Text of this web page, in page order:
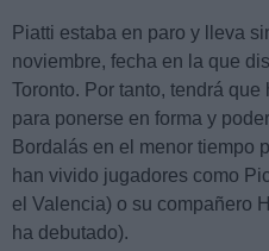
Piatti estaba en paro y lleva
noviembre, fecha en la que
Toronto. Por tanto, tendrá
para ponerse en forma y
Bordalás en el menor tiempo
han vivido jugadores como
el Valencia) o su compañero
ha debutado).